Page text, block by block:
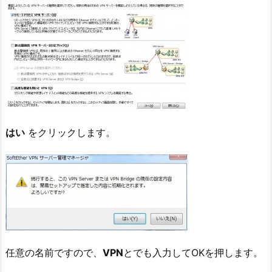
はい をクリックします。
任意の名前ですので、 VPNとでも入力してOKを押します。